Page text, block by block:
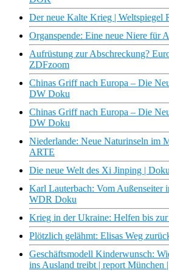
Der neue Kalte Krieg | Weltspiegel
Organspende: Eine neue Niere für
Aufrüstung zur Abschreckung?
ZDFzoom
Chinas Griff nach Europa – Die
DW Doku
Chinas Griff nach Europa – Die
DW Doku
Niederlande: Neue Naturinseln im
ARTE
Die neue Welt des Xi Jinping |
Karl Lauterbach: Vom Außenseiter
WDR Doku
Krieg in der Ukraine: Helfen bis
Plötzlich gelähmt: Elisas Weg
Geschäftsmodell Kinderwunsch:
ins Ausland treibt | report München